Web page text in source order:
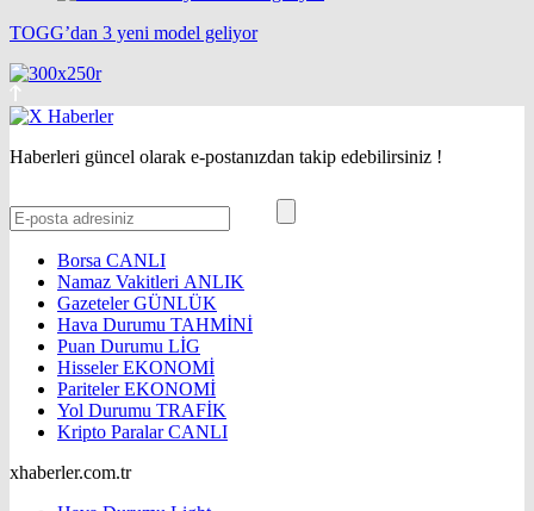
TOGG’dan 3 yeni model geliyor
Haberleri güncel olarak e-postanızdan takip edebilirsiniz !
Borsa CANLI
Namaz Vakitleri ANLIK
GazetelerGÜNLÜK
Hava Durumu TAHMİNİ
Puan Durumu LİG
HisselerEKONOMİ
ParitelerEKONOMİ
Yol Durumu TRAFİK
Kripto ParalarCANLI
xhaberler.com.tr